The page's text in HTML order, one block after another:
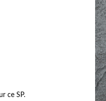
ce SP.